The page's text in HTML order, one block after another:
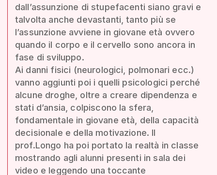
dall’assunzione di stupefacenti siano gravi e
talvolta anche devastanti, tanto più se
l’assunzione avviene in giovane età ovvero
quando il corpo e il cervello sono ancora in
fase di sviluppo.
Ai danni fisici (neurologici, polmonari ecc.)
vanno aggiunti poi i quelli psicologici perché
alcune droghe, oltre a creare dipendenza e
stati d’ansia, colpiscono la sfera,
fondamentale in giovane età, della capacità
decisionale e della motivazione. Il
prof.Longo ha poi portato la realtà in classe
mostrando agli alunni presenti in sala dei
video e leggendo una toccante